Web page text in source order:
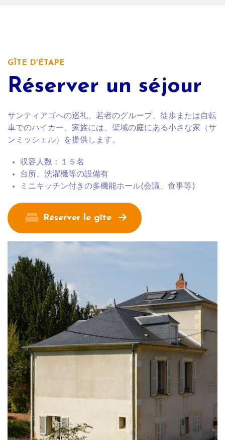
GÎTE D'ÉTAPE
Réserver un séjour
サンティアゴへの巡礼、若者のグループ、徒歩または自転
車でのハイカー、家族には、聖域の庭にある小さな家（サ
ンミッシェル）を提供します。
収容人数：１５名
台所、洗濯機等の設備有
ミニキッチン付きの多機能ホール(会議、食事等)
Réserver le gîte